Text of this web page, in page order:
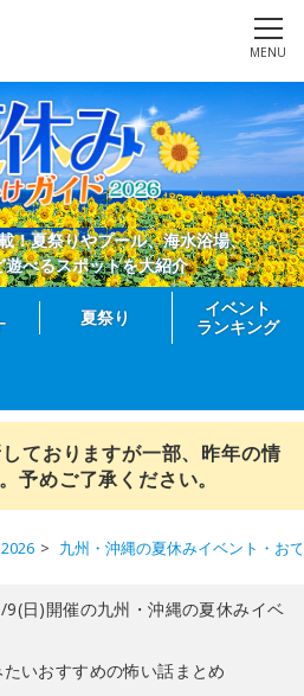
MENU
！夏祭りやプール、海水浴場、
べるスポットを大紹介
夏祭り
イベント
ランキング
ておりますが一部、昨年の情
予めご了承ください。
九州・沖縄の夏休みイベント・お
日)開催の九州・沖縄の夏休みイベ
たいおすすめの怖い話まとめ